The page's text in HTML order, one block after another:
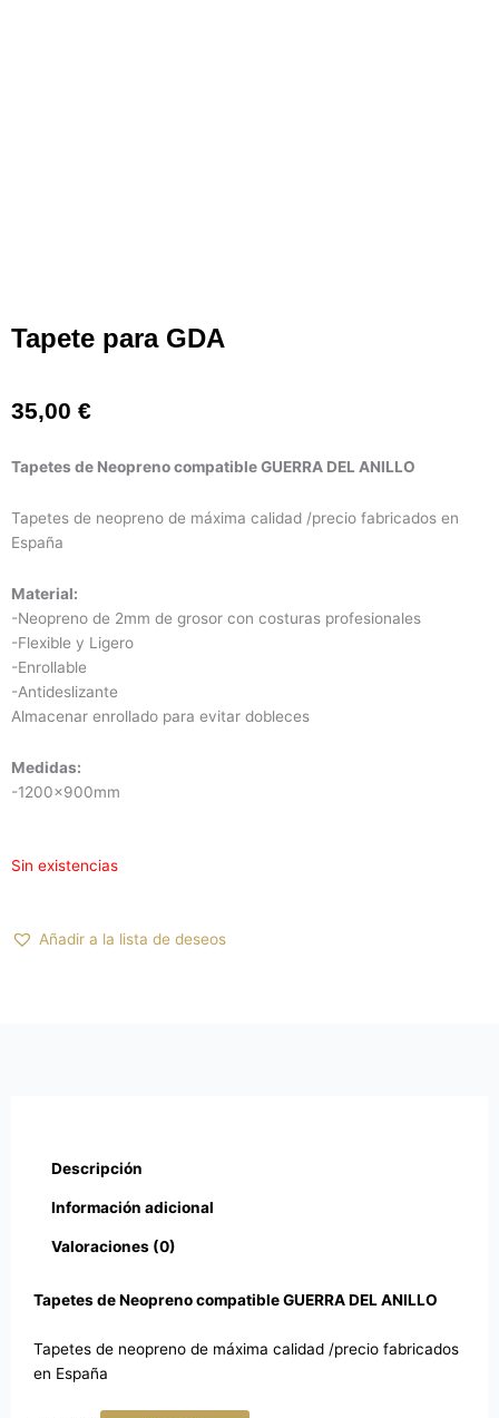
Tapete para GDA
35,00 €
Tapetes de Neopreno compatible GUERRA DEL ANILLO
Tapetes de neopreno de máxima calidad /precio fabricados en
España
Material:
-Neopreno de 2mm de grosor con costuras profesionales
-Flexible y Ligero
-Enrollable
-Antideslizante
Almacenar enrollado para evitar dobleces
Medidas:
-1200x900mm
Sin existencias
Añadir a la lista de deseos
Descripción
Información adicional
Valoraciones (0)
Tapetes de Neopreno compatible GUERRA DEL ANILLO
Tapetes de neopreno de máxima calidad /precio fabricados
en España